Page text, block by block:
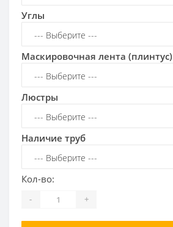
Углы
Маскировочная лента (плинтус)
Люстры
Наличие труб
Кол-во:
- +